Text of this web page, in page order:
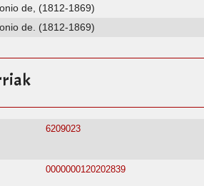
de, (1812-1869)
de. (1812-1869)
6209023
0000000120202839